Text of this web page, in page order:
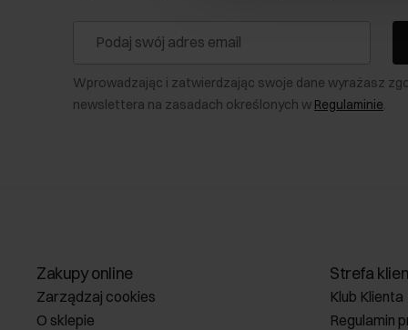
Wprowadzając i zatwierdzając swoje dane wyrażasz
newslettera na zasadach określonych w Regulaminie.
Zakupy online
Zarządzaj cookies
O sklepie
Strefa
Klub Klienta
Regulamin